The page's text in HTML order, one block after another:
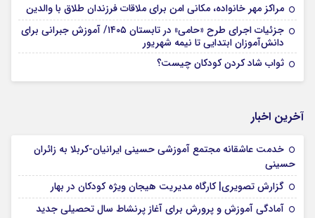
مراکز مهر خانواده، مکانی امن برای ملاقات فرزندان طلاق با والدین
جزئیات اجرای طرح «حامی» در تابستان ۱۴۰۵/ آموزش جبرانی برای
دانش‌آموزان ابتدایی تا نیمه شهریور
ثواب شاد کردن کودکان چیست؟
آخرین اخبار
خدمت عاشقانه مجتمع آموزشی‌ حسینی ایرانیان-کربلا به زائران
حسینی
گزارش تصویری| کارگاه مدیریت هیجان ویژه کودکان در بهار
آمادگی آموزش و پرورش برای آغاز پرنشاط سال تحصیلی جدید